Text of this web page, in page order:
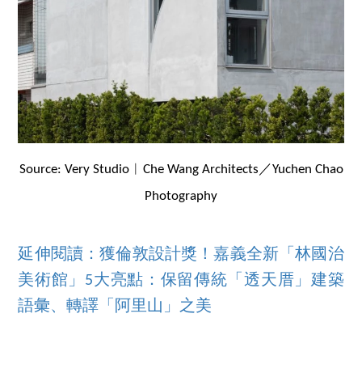
Source: Very Studio︱Che Wang Architects／Yuchen Chao
Photography
延伸閱讀：獲倫敦設計獎！嘉義全新「林國治
美術館」5大亮點：保留傳統「透天厝」建築
語彙、轉譯「阿里山」之美